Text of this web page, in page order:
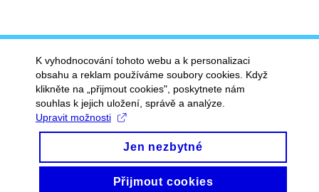
K vyhodnocování tohoto webu a k personalizaci
obsahu a reklam používáme soubory cookies. Když
klikněte na „přijmout cookies", poskytnete nám
souhlas k jejich uložení, správě a analýze.
Upravit možnosti
Jen nezbytné
Přijmout cookies